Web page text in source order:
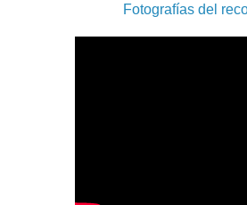
Fotografías del